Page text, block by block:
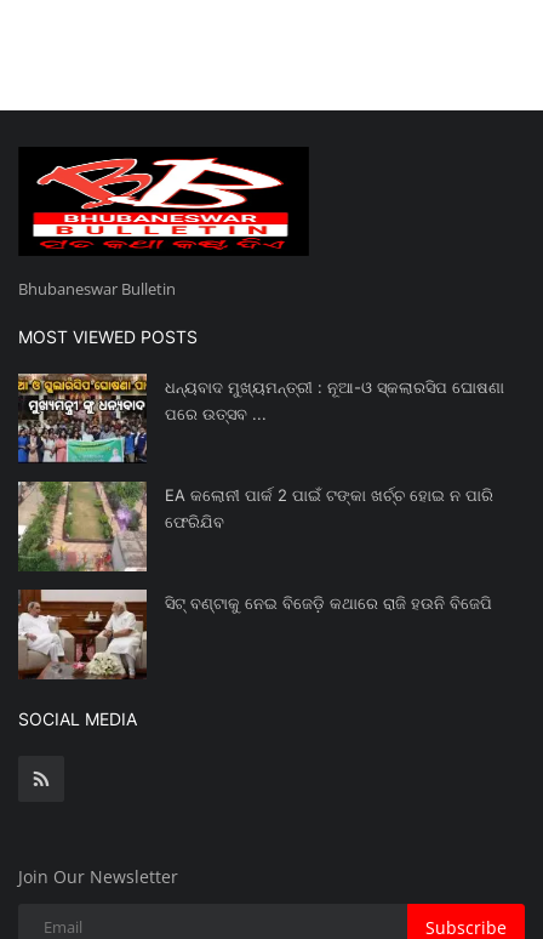
Bhubaneswar Bulletin
MOST VIEWED POSTS
ଧନ୍ୟବାଦ ମୁଖ୍ୟମନ୍ତ୍ରୀ : ନୂଆ-ଓ ସ୍କଲାରସିପ ଘୋଷଣା
ପରେ ଉତ୍ସବ ...
EA କଲୋନୀ ପାର୍କ 2 ପାଇଁ ଟଙ୍କା ଖର୍ଚ୍ଚ ହୋଇ ନ ପାରି
ଫେରିଯିବ
ସିଟ୍ ବଣ୍ଟାକୁ ନେଇ ବିଜେଡ଼ି କଥାରେ ରାଜି ହଉନି ବିଜେପି
SOCIAL MEDIA
Join Our Newsletter
Subscribe